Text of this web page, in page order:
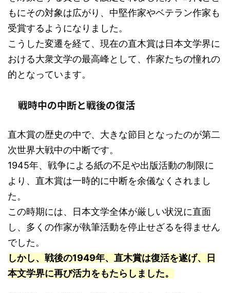
もにその対象は広がり、中堅作家やベテラン作家も
受賞するようになりました。
こうした変遷を経て、現在の直木賞は日本文学界に
おける大衆文学の最高峰として、作家たちの憧れの
的となっています。
戦時中の中断と戦後の復活
直木賞の歴史の中で、大きな節目となったのが第二
次世界大戦中の中断です。
1945年、戦争による紙の不足や出版活動の制限に
より、直木賞は一時的に中断を余儀なくされまし
た。
この時期には、日本文学全体が厳しい状況に直面
し、多くの作家が執筆活動を停止せざるを得ません
でした。
しかし、戦後の1949年、直木賞は復活を遂げ、日
本文学界に再び活力をもたらしました。